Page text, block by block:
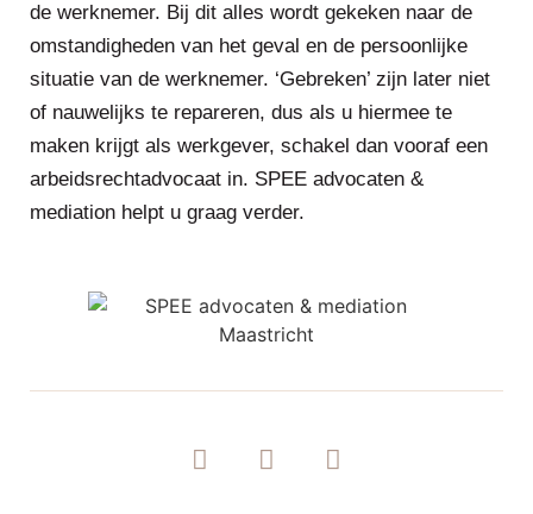
de werknemer. Bij dit alles wordt gekeken naar de
omstandigheden van het geval en de persoonlijke
situatie van de werknemer. ‘Gebreken’ zijn later niet
of nauwelijks te repareren, dus als u hiermee te
maken krijgt als werkgever, schakel dan vooraf een
arbeidsrechtadvocaat in. SPEE advocaten &
mediation helpt u graag verder.